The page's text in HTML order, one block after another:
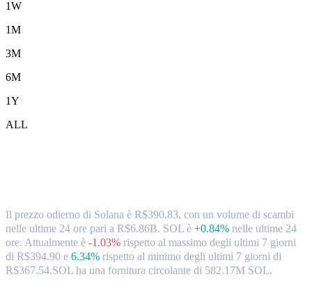
1W
1M
3M
6M
1Y
ALL
Il prezzo odierno di Solana è R$390.83, con un volume di scambi
nelle ultime 24 ore pari a R$6.86B. SOL è +0.84% nelle ultime 24
ore. Attualmente è -1.03% rispetto al massimo degli ultimi 7 giorni
di R$394.90 e 6.34% rispetto al minimo degli ultimi 7 giorni di
R$367.54.SOL ha una fornitura circolante di 582.17M SOL.